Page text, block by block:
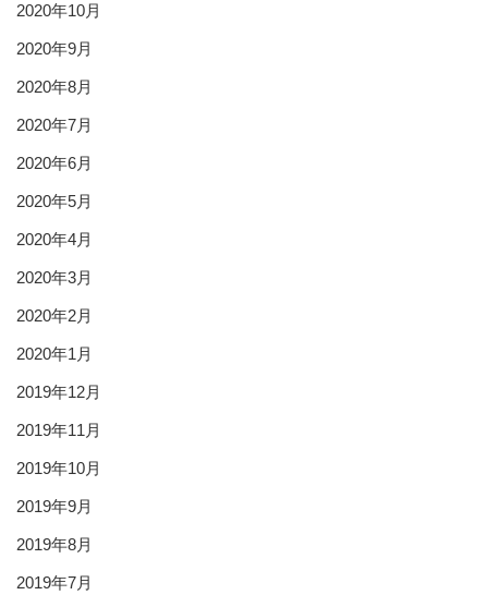
2020年10月
2020年9月
2020年8月
2020年7月
2020年6月
2020年5月
2020年4月
2020年3月
2020年2月
2020年1月
2019年12月
2019年11月
2019年10月
2019年9月
2019年8月
2019年7月